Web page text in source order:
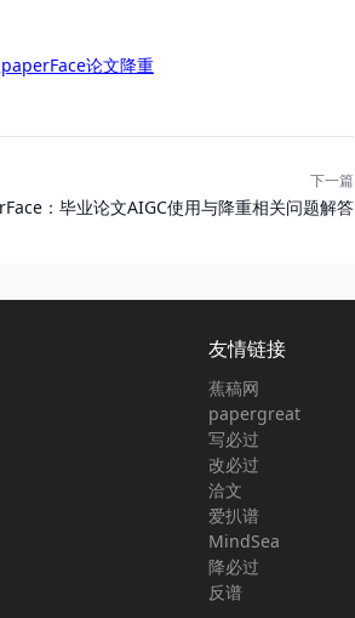
paperFace论文降重
下一篇
：毕业论文AIGC使用与降重相关问题解答
友情链接
蕉稿网
papergreat
写必过
改必过
洽文
爱扒谱
MindSea
降必过
反谱